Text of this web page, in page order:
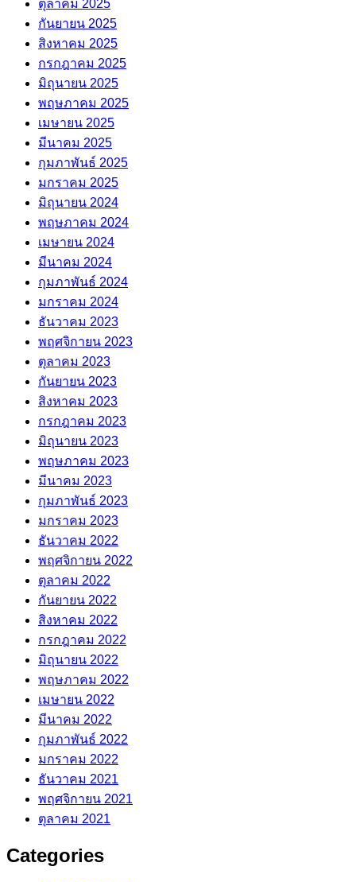
ตุลาคม 2025
กันยายน 2025
สิงหาคม 2025
กรกฎาคม 2025
มิถุนายน 2025
พฤษภาคม 2025
เมษายน 2025
มีนาคม 2025
กุมภาพันธ์ 2025
มกราคม 2025
มิถุนายน 2024
พฤษภาคม 2024
เมษายน 2024
มีนาคม 2024
กุมภาพันธ์ 2024
มกราคม 2024
ธันวาคม 2023
พฤศจิกายน 2023
ตุลาคม 2023
กันยายน 2023
สิงหาคม 2023
กรกฎาคม 2023
มิถุนายน 2023
พฤษภาคม 2023
มีนาคม 2023
กุมภาพันธ์ 2023
มกราคม 2023
ธันวาคม 2022
พฤศจิกายน 2022
ตุลาคม 2022
กันยายน 2022
สิงหาคม 2022
กรกฎาคม 2022
มิถุนายน 2022
พฤษภาคม 2022
เมษายน 2022
มีนาคม 2022
กุมภาพันธ์ 2022
มกราคม 2022
ธันวาคม 2021
พฤศจิกายน 2021
ตุลาคม 2021
Categories